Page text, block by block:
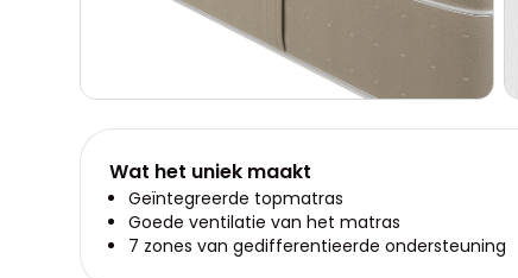
Wat het uniek maakt
Geïntegreerde topmatras
Goede ventilatie van het matras
7 zones van gedifferentieerde ondersteuning